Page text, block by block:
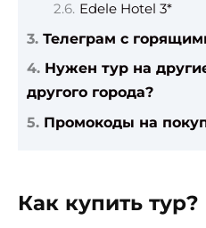
Edele Hotel 3*
Телеграм с
Нужен тур на
другого города?
Промокоды на
Как купить тур?